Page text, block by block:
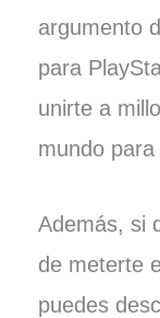
argumento
para
unirte a
mundo
Además, si
de meterte
puedes